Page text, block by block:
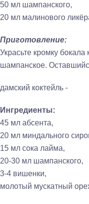
50 мл шампанского,
20 мл малинового
Приготовление:
Украсьте кромку
шампанское.
дамский коктейль -
Ингредиенты:
45 мл абсента,
20 мл миндального
15 мл сока лайма,
20-30 мл шампанского,
3-4 вишенки,
молотый мускатный